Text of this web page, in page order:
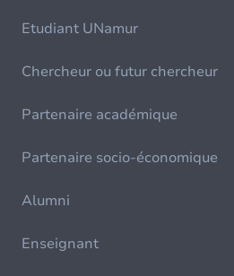
Etudiant UNamur
Chercheur ou futur chercheur
Partenaire académique
Partenaire socio-économique
Alumni
Enseignant